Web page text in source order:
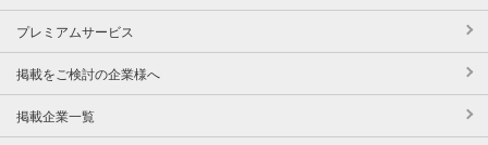
プレミアムサービス
掲載をご検討の企業様へ
掲載企業一覧